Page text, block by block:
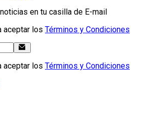
en tu casilla de E-mail
aceptar los Términos y Condiciones
aceptar los Términos y Condiciones